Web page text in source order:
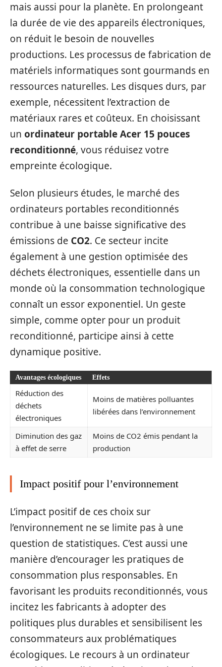
mais aussi pour la planète. En prolongeant
la durée de vie des appareils électroniques,
on réduit le besoin de nouvelles
productions. Les processus de fabrication de
matériels informatiques sont gourmands en
ressources naturelles. Les disques durs, par
exemple, nécessitent l’extraction de
matériaux rares et coûteux. En choisissant
un ordinateur portable Acer 15 pouces
reconditionné, vous réduisez votre
empreinte écologique.
Selon plusieurs études, le marché des
ordinateurs portables reconditionnés
contribue à une baisse significative des
émissions de CO2. Ce secteur incite
également à une gestion optimisée des
déchets électroniques, essentielle dans un
monde où la consommation technologique
connaît un essor exponentiel. Un geste
simple, comme opter pour un produit
reconditionné, participe ainsi à cette
dynamique positive.
Avantages écologiques Effets
Réduction des
déchets
électroniques
Moins de matières polluantes
libérées dans l’environnement
Diminution des gaz
à effet de serre
Moins de CO2 émis pendant la
production
Impact positif pour l’environnement
L’impact positif de ces choix sur
l’environnement ne se limite pas à une
question de statistiques. C’est aussi une
manière d’encourager les pratiques de
consommation plus responsables. En
favorisant les produits reconditionnés, vous
incitez les fabricants à adopter des
politiques plus durables et sensibilisent les
consommateurs aux problématiques
écologiques. Le recours à un ordinateur